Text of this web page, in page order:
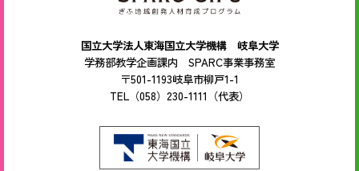
国立大学法人東海国立大学機構 岐阜大学
学務部教学企画課内 SPARC事業事務室
〒501-1193岐阜市柳戸1-1
TEL（058）230-1111（代表）